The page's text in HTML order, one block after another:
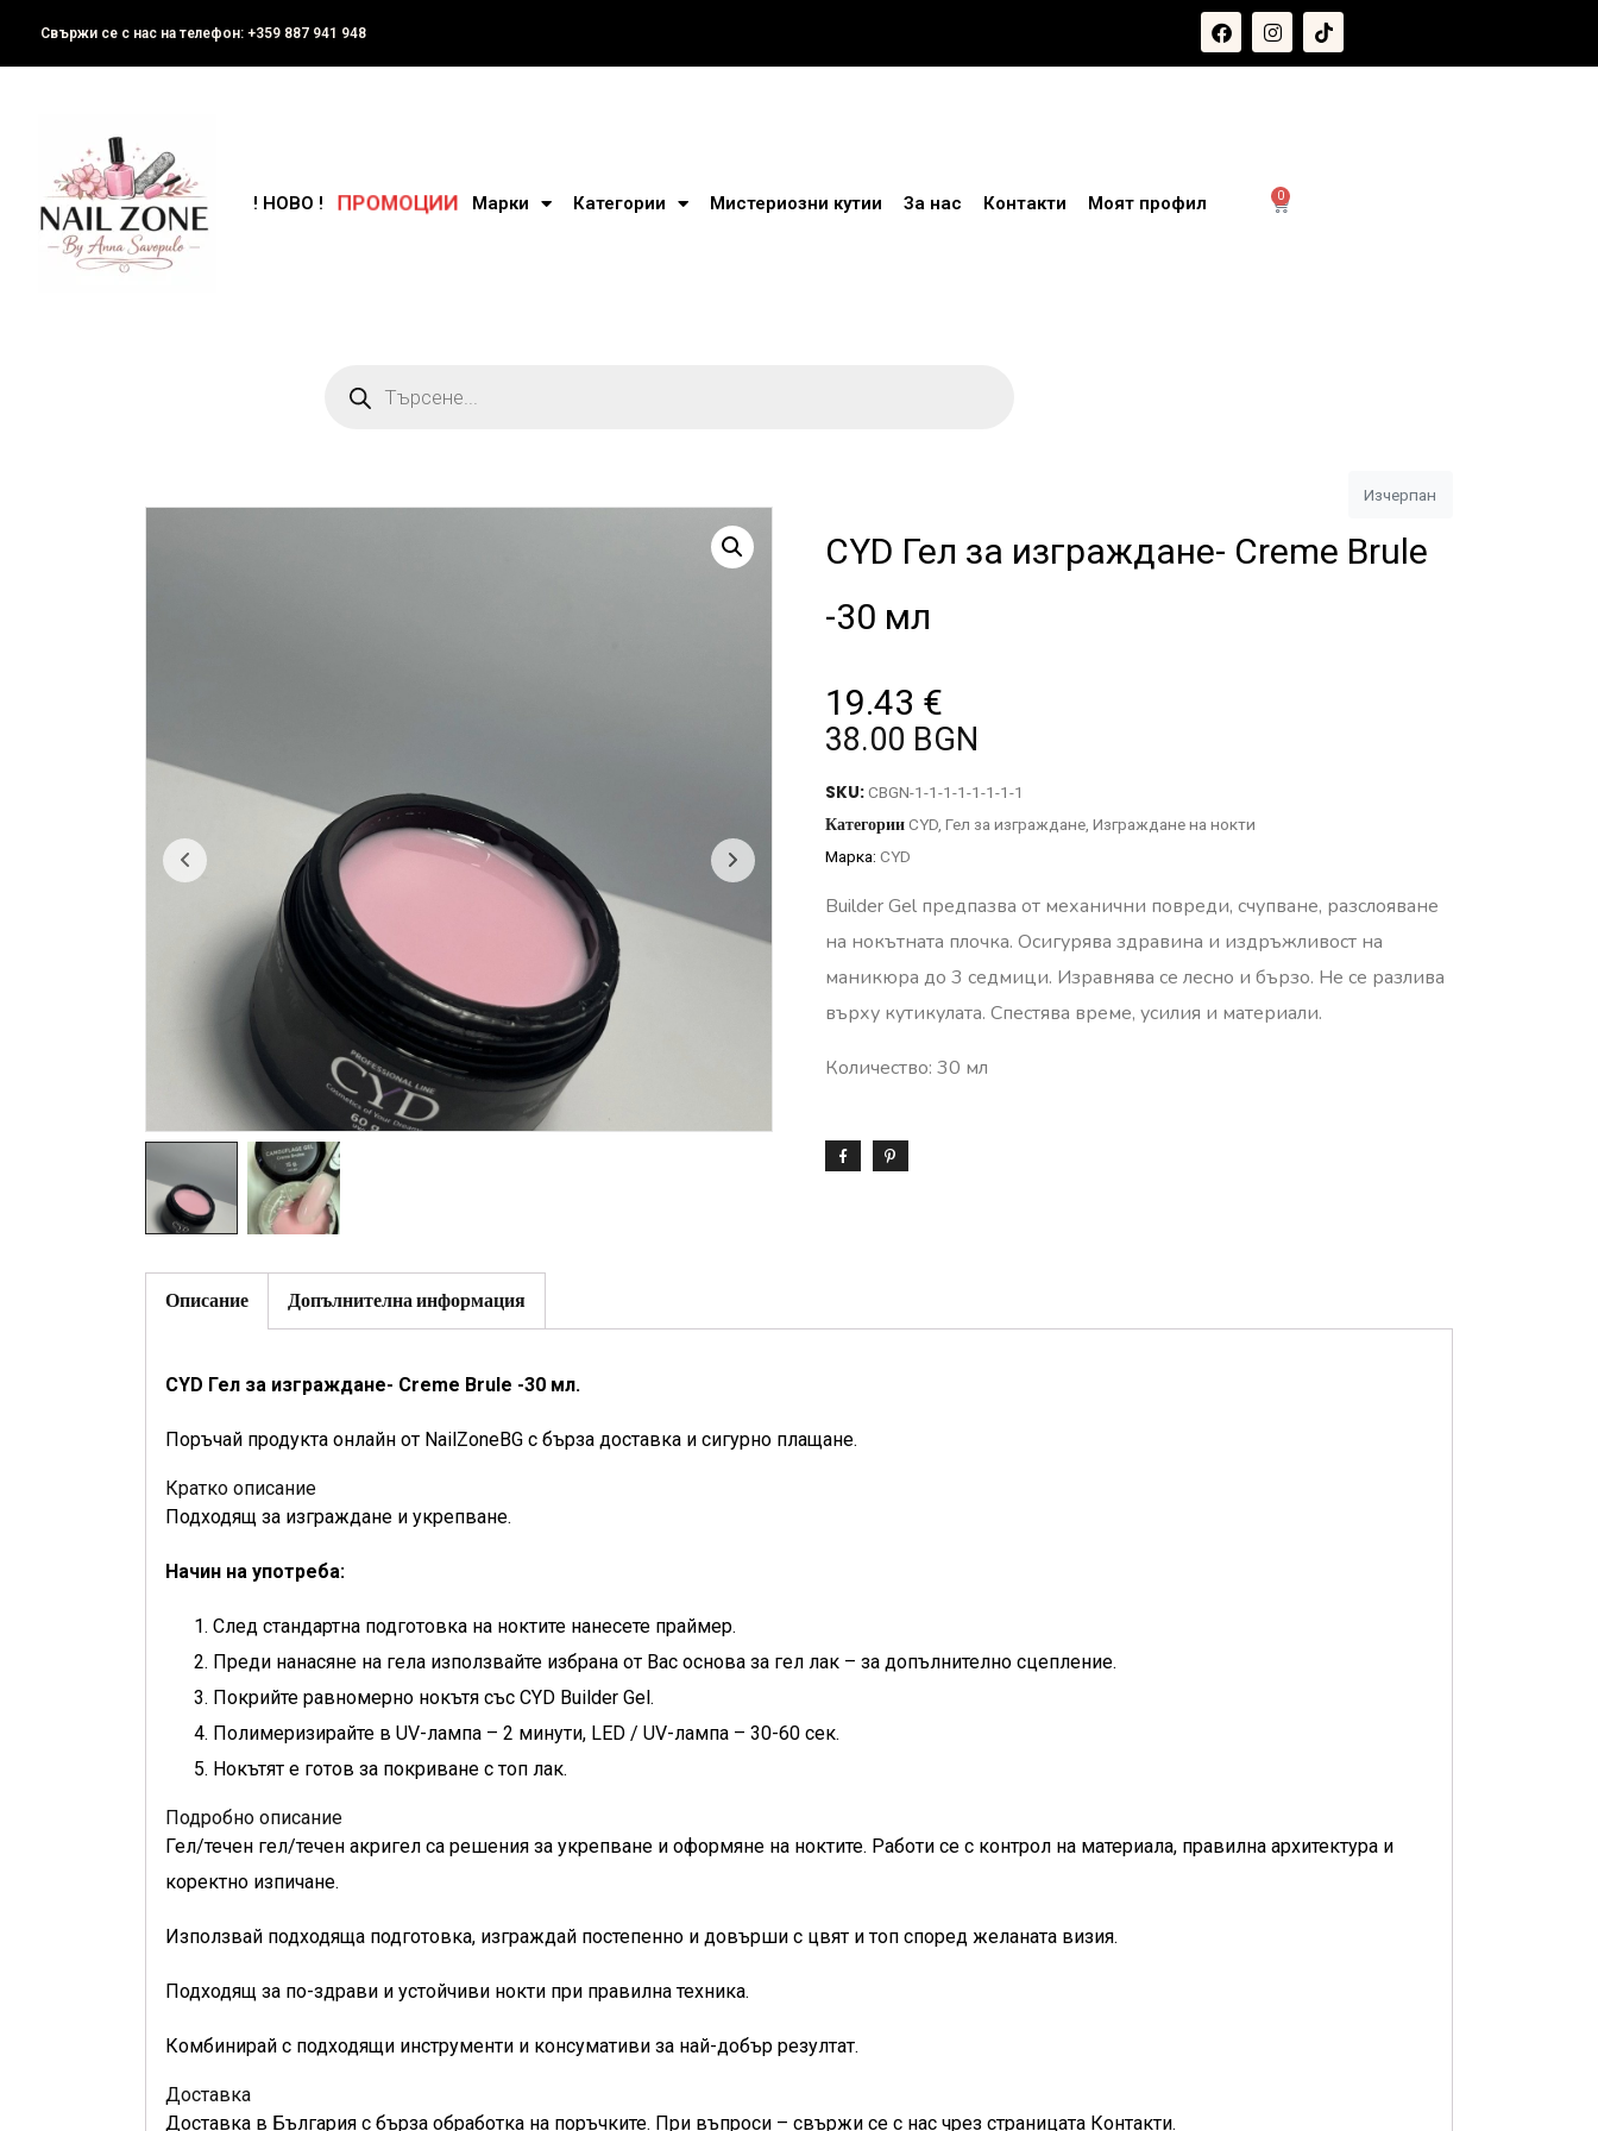
Свържи се с нас на телефон: +359 887 941 948
0
! НОВО ! ПРОМОЦИИ Марки Категории Мистериозни кутии За нас Контакти Моят профил
Изчерпан
CYD Гел за изграждане- Creme Brule
-30 мл
19.43 €
38.00 BGN
SKU:CBGN-1-1-1-1-1-1-1-1
КатегорииCYD Гел за изграждане Изграждане на нокти
Марка: CYD
Builder Gel предпазва от механични повреди, счупване, разслояване
на нокътната плочка. Осигурява здравина и издръжливост на
маникюра до 3 седмици. Изравнява се лесно и бързо. Не се разлива
върху кутикулата. Спестява време, усилия и материали.
Количество: 30 мл
Описание Допълнителна информация
CYD Гел за изграждане- Creme Brule -30 мл.
Поръчай продукта онлайн от NailZoneBG с бърза доставка и сигурно плащане.
Кратко описание
Подходящ за изграждане и укрепване.
Начин на употреба:
След стандартна подготовка на ноктите нанесете праймер.
Преди нанасяне на гела използвайте избрана от Вас основа за гел лак – за допълнително сцепление.
Покрийте равномерно нокътя със CYD Builder Gel.
Полимеризирайте в UV-лампа – 2 минути, LED / UV-лампа – 30-60 сек.
Нокътят е готов за покриване с топ лак.
Подробно описание
Гел/течен гел/течен акригел са решения за укрепване и оформяне на ноктите. Работи се с контрол на материала, правилна архитектура и
коректно изпичане.
Използвай подходяща подготовка, изграждай постепенно и довърши с цвят и топ според желаната визия.
Подходящ за по-здрави и устойчиви нокти при правилна техника.
Комбинирай с подходящи инструменти и консумативи за най-добър резултат.
Доставка
Доставка в България с бърза обработка на поръчките. При въпроси – свържи се с нас чрез страницата Контакти.